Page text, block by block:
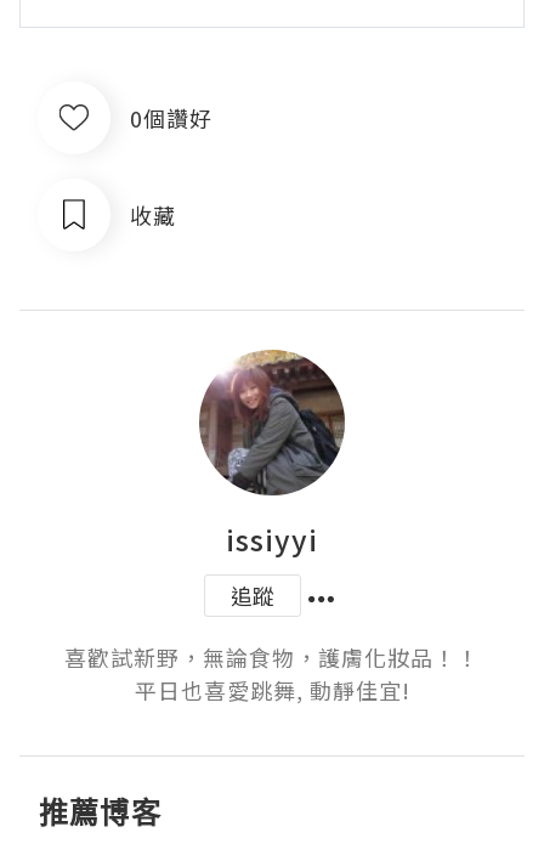
0個讚好
收藏
issiyyi
追蹤
喜歡試新野，無論食物，護膚化妝品！！
平日也喜愛跳舞, 動靜佳宜!
推薦博客